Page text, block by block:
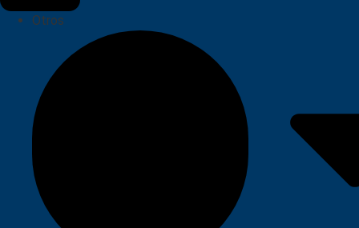
Otros